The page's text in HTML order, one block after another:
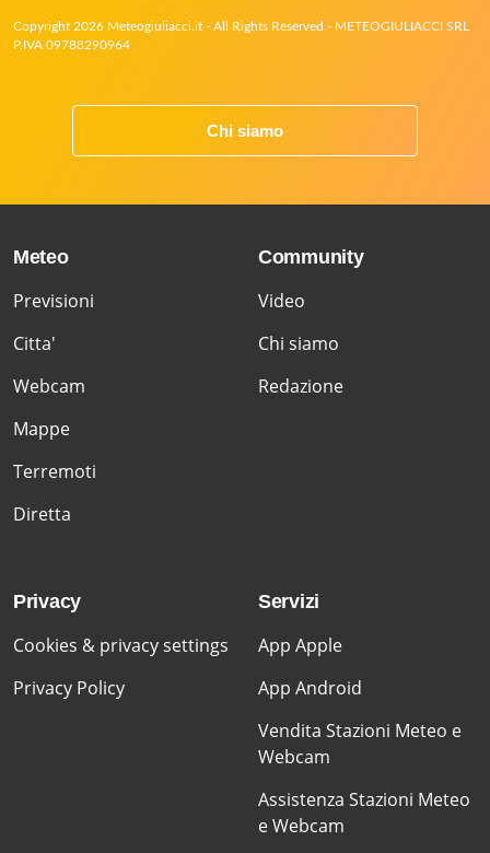
Copyright 2026 Meteogiuliacci.it - All Rights Reserved - METEOGIULIACCI SRL
P.IVA 09788290964
Chi siamo
Meteo
Previsioni
Citta'
Webcam
Mappe
Terremoti
Diretta
Community
Video
Chi siamo
Redazione
Privacy
Cookies & privacy settings
Privacy Policy
Servizi
App Apple
App Android
Vendita Stazioni Meteo e
Webcam
Assistenza Stazioni Meteo
e Webcam